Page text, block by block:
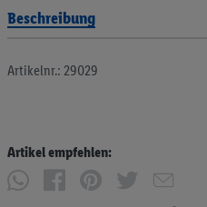
Beschreibung
Artikelnr.: 29029
Artikel empfehlen: